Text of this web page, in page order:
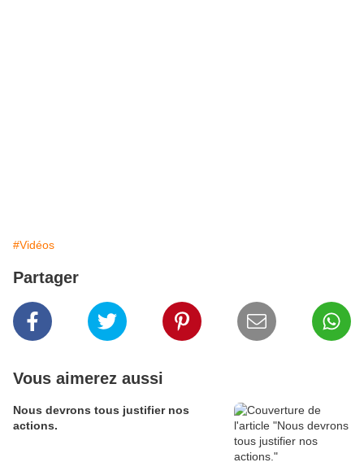
#Vidéos
Partager
Vous aimerez aussi
Nous devrons tous justifier nos
actions.